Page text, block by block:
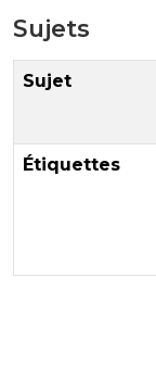
Sujets
Sujet
Étiquettes